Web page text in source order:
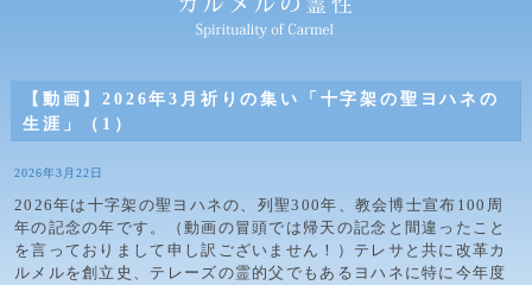
【動画】2026年3月祈りの集い「十字架の聖ヨハネの
生涯」（1）
2026年3月22日
2026年は十字架の聖ヨハネの、列聖300年、教会博士宣布100周
年の記念の年です。（動画の冒頭では帰天の記念と間違ったこと
を言っておりまして申し訳ございません！）テレサと共に改革カ
ルメルを創立史、テレーズの霊的父でもあるヨハネに特に今年度